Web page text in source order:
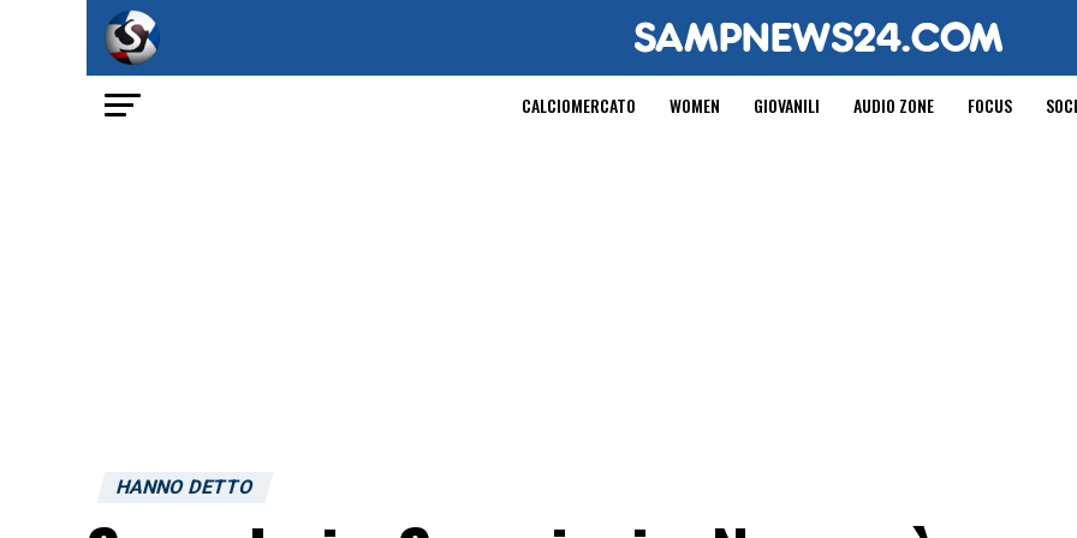
CALCIOMERCATO WOMEN GIOVANILI AUDIO ZONE FOCUS
HANNO DETTO